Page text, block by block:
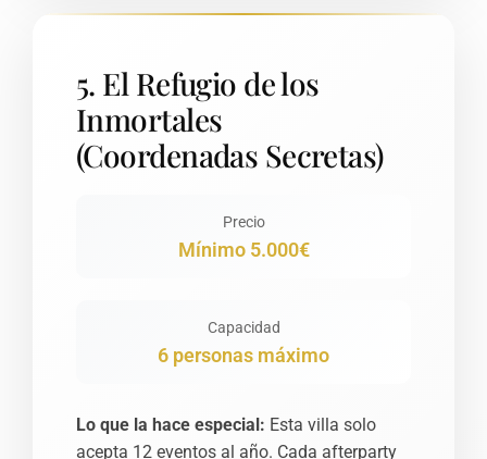
5. El Refugio de los
Inmortales
(Coordenadas Secretas)
Precio
Mínimo 5.000€
Capacidad
6 personas máximo
Lo que la hace especial: Esta villa solo
acepta 12 eventos al año. Cada afterparty